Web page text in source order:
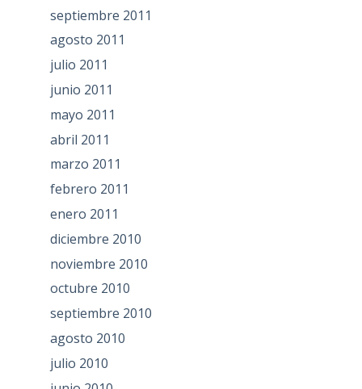
septiembre 2011
agosto 2011
julio 2011
junio 2011
mayo 2011
abril 2011
marzo 2011
febrero 2011
enero 2011
diciembre 2010
noviembre 2010
octubre 2010
septiembre 2010
agosto 2010
julio 2010